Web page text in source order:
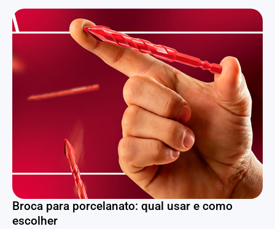
Broca para porcelanato: qual usar e como
escolher